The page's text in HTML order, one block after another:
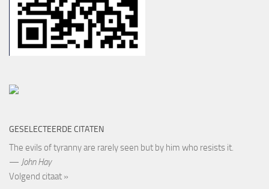
GESELECTEERDE CITATEN
The evils of tyranny are rarely seen but by him who resists it.
— John Hay
Volgend citaat »